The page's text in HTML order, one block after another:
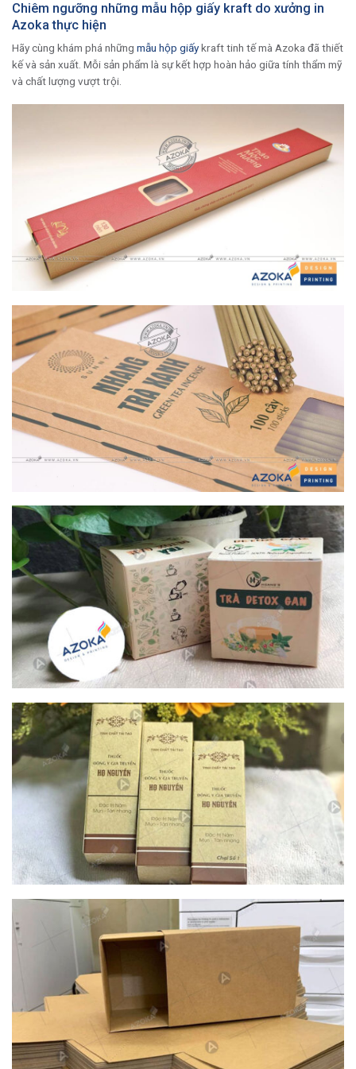
Chiêm ngưỡng những mẫu hộp giấy kraft do xưởng in
Azoka thực hiện
Hãy cùng khám phá những mẫu hộp giấykraft tinh tế mà Azoka đã thiết
kế và sản xuất. Mỗi sản phẩm là sự kết hợp hoàn hảo giữa tính thẩm mỹ
và chất lượng vượt trội.